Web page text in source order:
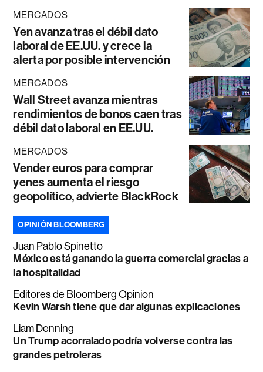
MERCADOS
Yen avanza tras el débil dato
laboral de EE.UU. y crece la
alerta por posible intervención
MERCADOS
Wall Street avanza mientras
rendimientos de bonos caen tras
débil dato laboral en EE.UU.
MERCADOS
Vender euros para comprar
yenes aumenta el riesgo
geopolítico, advierte BlackRock
OPINIÓN BLOOMBERG
Juan Pablo Spinetto
México está ganando la guerra comercial gracias a
la hospitalidad
Editores de Bloomberg Opinion
Kevin Warsh tiene que dar algunas explicaciones
Liam Denning
Un Trump acorralado podría volverse contra las
grandes petroleras